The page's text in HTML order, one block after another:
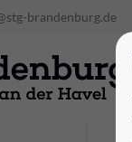
brandenburg.de